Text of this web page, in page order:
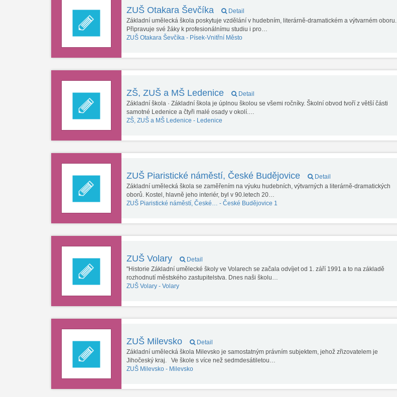
ZUŠ Otakara Ševčíka
Detail
Základní umělecká škola poskytuje vzdělání v hudebním, literárně-dramatickém a výtvarném oboru.
Připravuje své žáky k profesionálnímu studiu i pro…
ZUŠ Otakara Ševčíka - Písek-Vnitřní Město
ZŠ, ZUŠ a MŠ Ledenice
Detail
Základní škola · Základní škola je úplnou školou se všemi ročníky. Školní obvod tvoří z větší části
samotné Ledenice a čtyři malé osady v okolí.…
ZŠ, ZUŠ a MŠ Ledenice - Ledenice
ZUŠ Piaristické náměstí, České Budějovice
Detail
Základní umělecká škola se zaměřením na výuku hudebních, výtvarných a literárně-dramatických
oborů. Kostel, hlavně jeho interiér, byl v 90.letech 20…
ZUŠ Piaristické náměstí, České… - České Budějovice 1
ZUŠ Volary
Detail
"Historie Základní umělecké školy ve Volarech se začala odvíjet od 1. září 1991 a to na základě
rozhodnutí městského zastupitelstva. Dnes naši školu…
ZUŠ Volary - Volary
ZUŠ Milevsko
Detail
Základní umělecká škola Milevsko je samostatným právním subjektem, jehož zřizovatelem je
Jihočeský kraj. Ve škole s více než sedmdesátiletou…
ZUŠ Milevsko - Milevsko